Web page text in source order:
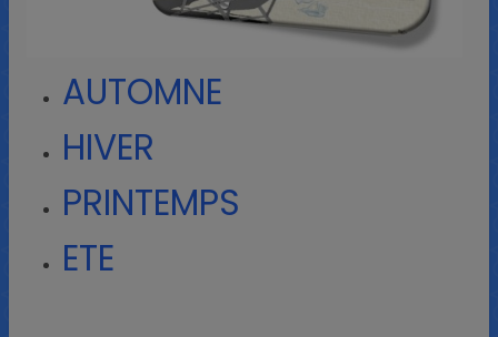
AUTOMNE
HIVER
PRINTEMPS
ETE